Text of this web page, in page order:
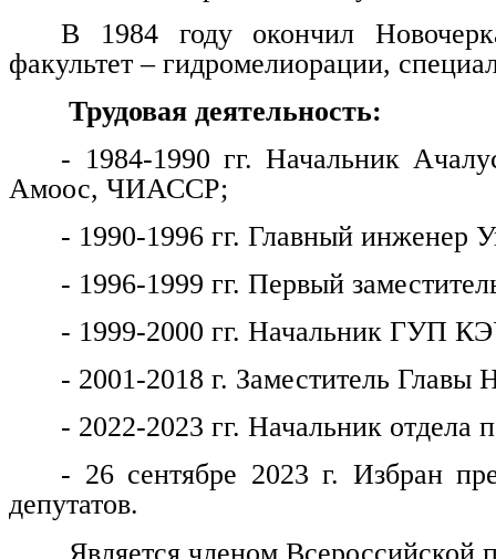
В 1984 году окончил
факультет – гидромелиорации,
Трудовая деятельность:
- 1984-1990 гг. Начальник
Амоос, ЧИАССР;
- 1990-1996 гг. Главный
- 1996-1999 гг. Первый
- 1999-2000 гг. Начальник ГУП
- 2001-2018 г. Заместитель Главы
- 2022-2023 гг. Начальник
- 26 сентябре 2023 г. Избран
депутатов.
Является членом Всероссийской